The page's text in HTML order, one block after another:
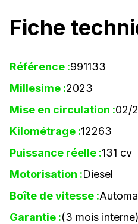
Fiche
Référence :991133
Millesime :2023
Mise en circulation :02/
Kilométrage :12263
Puissance réelle :131 cv
Motorisation :Diesel
Boîte de vitesse :
Garantie :(3 mois interne)